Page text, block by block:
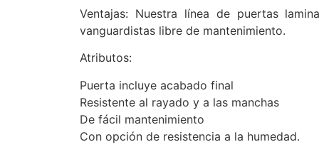
Ventajas: Nuestra línea de puertas
vanguardistas libre de mantenimiento.
Atributos:
Puerta incluye acabado final
Resistente al rayado y a las manchas
De fácil mantenimiento
Con opción de resistencia a la humedad.